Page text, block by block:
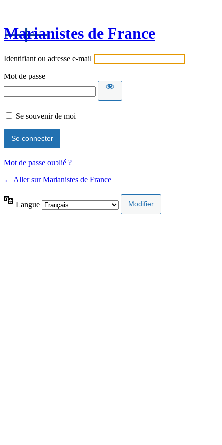
Marianistes de France
Identifiant ou adresse e-mail
Mot de passe
Se souvenir de moi
Mot de passe oublié ?
← Aller sur Marianistes de France
Langue